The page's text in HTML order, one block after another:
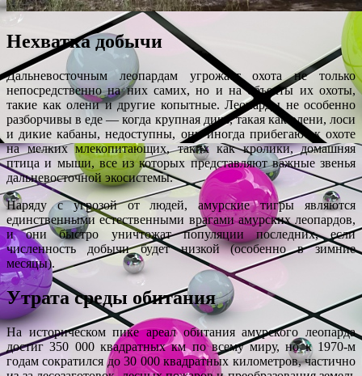
Нехватка добычи
Дальневосточным леопардам угрожает охота не только
непосредственно на них самих, но и на объекты их охоты,
такие как олени и другие копытные. Леопарды не особенно
разборчивы в еде — когда крупная дичь, такая как олени, лоси
и дикие кабаны, недоступны, они иногда прибегают к охоте
на мелких млекопитающих, таких как кролики, домашняя
птица и мыши, все из которых представляют важные звенья
дальневосточной экосистемы.
Наряду с угрозой от людей, амурские тигры являются
единственными естественными врагами амурских леопардов,
и они быстро уничтожат популяции последних, если
численность добычи будет низкой (особенно в зимние
месяцы).
Утрата среды обитания
На историческом пике ареал обитания амурского леопарда
достиг 350 000 квадратных км по всему миру, но к 1970-м
годам сократился до 30 000 квадратных километров, частично